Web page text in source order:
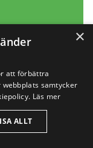
×
att förbättra
samtycker
Läs mer
ALLT